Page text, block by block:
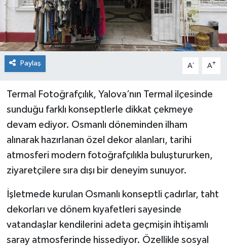
Paylaş A- A+
Termal Fotoğrafçılık, Yalova’nın Termal ilçesinde
sunduğu farklı konseptlerle dikkat çekmeye
devam ediyor. Osmanlı döneminden ilham
alınarak hazırlanan özel dekor alanları, tarihi
atmosferi modern fotoğrafçılıkla buluştururken,
ziyaretçilere sıra dışı bir deneyim sunuyor.
İşletmede kurulan Osmanlı konseptli çadırlar, taht
dekorları ve dönem kıyafetleri sayesinde
vatandaşlar kendilerini adeta geçmişin ihtişamlı
saray atmosferinde hissediyor. Özellikle sosyal